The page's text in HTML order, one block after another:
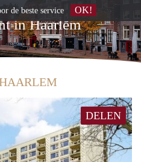
in Haarlem
DELEN
de beste service OK!